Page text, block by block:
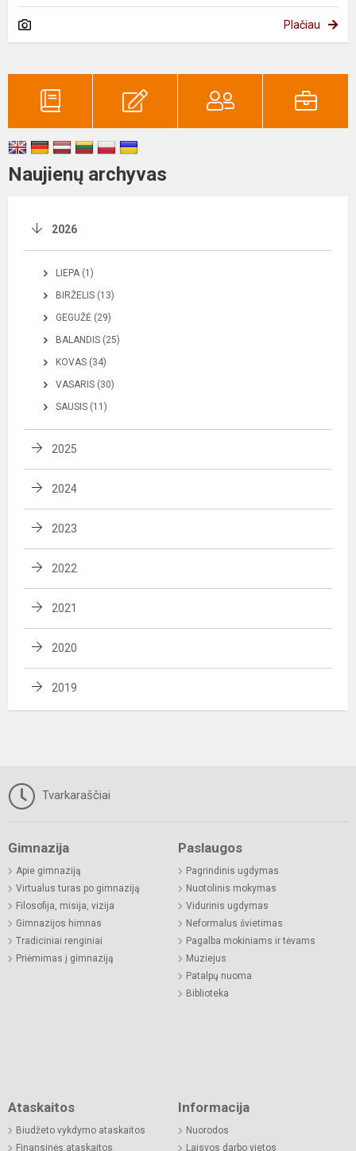
Plačiau
Naujienų archyvas
2026
LIEPA (1)
BIRŽELIS (13)
GEGUŽĖ (29)
BALANDIS (25)
KOVAS (34)
VASARIS (30)
SAUSIS (11)
2025
2024
2023
2022
2021
2020
2019
Tvarkaraščiai
Gimnazija
Apie gimnaziją
Virtualus turas po gimnaziją
Filosofija, misija, vizija
Gimnazijos himnas
Tradiciniai renginiai
Priėmimas į gimnaziją
Paslaugos
Pagrindinis ugdymas
Nuotolinis mokymas
Vidurinis ugdymas
Neformalus švietimas
Pagalba mokiniams ir tėvams
Muziejus
Patalpų nuoma
Biblioteka
Ataskaitos
Biudžeto vykdymo ataskaitos
Finansinės ataskaitos
Informacija
Nuorodos
Laisvos darbo vietos